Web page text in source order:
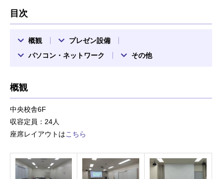
目次
概観
プレゼン設備
パソコン・ネットワーク
その他
概観
中央校舎6F
収容定員：24人
座席レイアウトはこちら